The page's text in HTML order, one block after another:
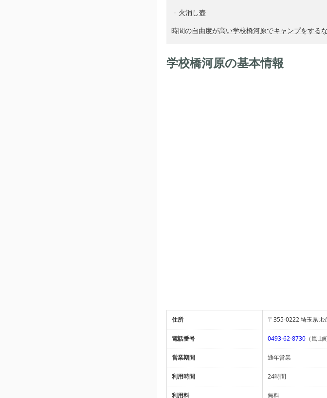
火消し壺
時間の自由度が高い学校橋河原でキャンプをする
学校橋河原の基本情報
住所 〒355-0222 埼玉県比
電話番号 0493-62-8730 （嵐山
営業期間 通年営業
利用時間 24時間
利用料 無料